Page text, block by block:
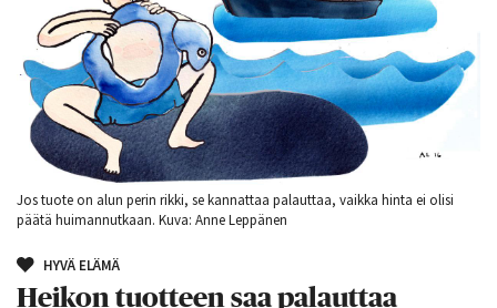
Jos tuote on alun perin rikki, se kannattaa palauttaa, vaikka hinta ei olisi
päätä huimannutkaan. Kuva: Anne Leppänen
HYVÄ ELÄMÄ
Heikon tuotteen saa palauttaa